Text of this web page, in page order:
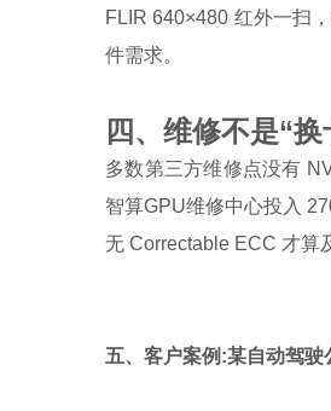
FLIR 640×480 红外一扫
件需求。
四、维修不是“
多数第三方维修点没有
智算GPU维修中心投入
无 Correctable ECC 才算
五、客户案例:某自动驾